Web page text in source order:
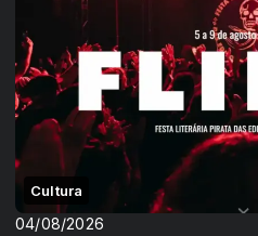
Cultura
04/08/2026